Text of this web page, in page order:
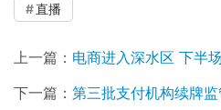
直播
上一篇： 电商进入深水区 下半
下一篇： 第三批支付机构续牌